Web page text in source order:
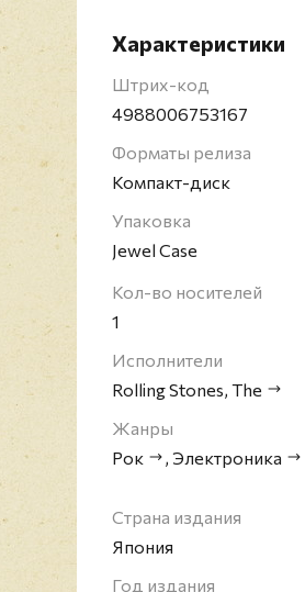
The Rolling Stones -
1962 году и успешно
команд в истории
коллектива
Имя The Rolling Stones
а в 2004 году команду
исполнителей всех
Издание снято с
Характеристики
Штрих-код
4988006753167
Форматы релиза
Компакт-диск
Упаковка
Jewel Case
Кол-во носителей
1
Исполнители
Rolling Stones, The
Жанры
Рок
, Электроника
Страна издания
Япония
Год издания